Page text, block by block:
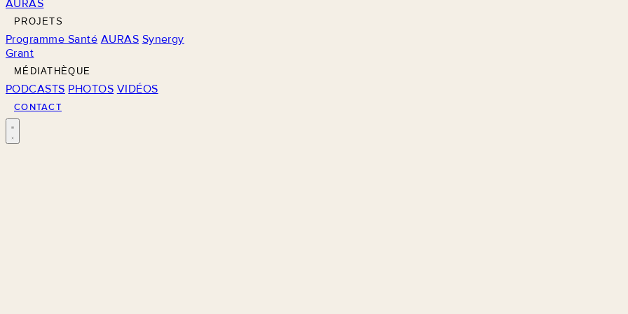
AURAS
PROJETS
Programme Santé AURAS Synergy
Grant
MÉDIATHÈQUE
PODCASTS PHOTOS VIDÉOS
CONTACT